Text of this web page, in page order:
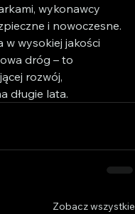
wykonawcy
i nowoczesne.
w wysokiej jakości
dróg – to
rozwój,
długie lata.
Zobacz wszystkie